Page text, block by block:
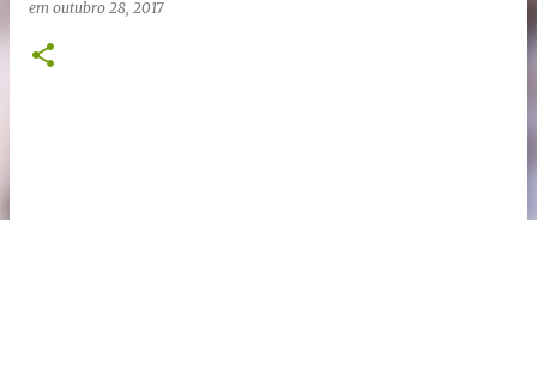
em outubro 28, 2017